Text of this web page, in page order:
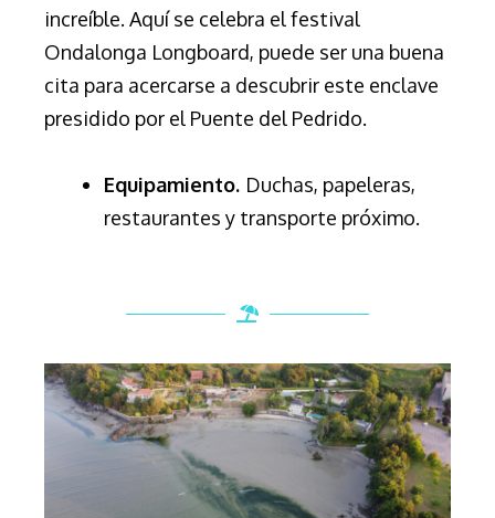
increíble. Aquí se celebra el festival
Ondalonga Longboard, puede ser una buena
cita para acercarse a descubrir este enclave
presidido por el Puente del Pedrido.
Equipamiento. Duchas, papeleras,
restaurantes y transporte próximo.